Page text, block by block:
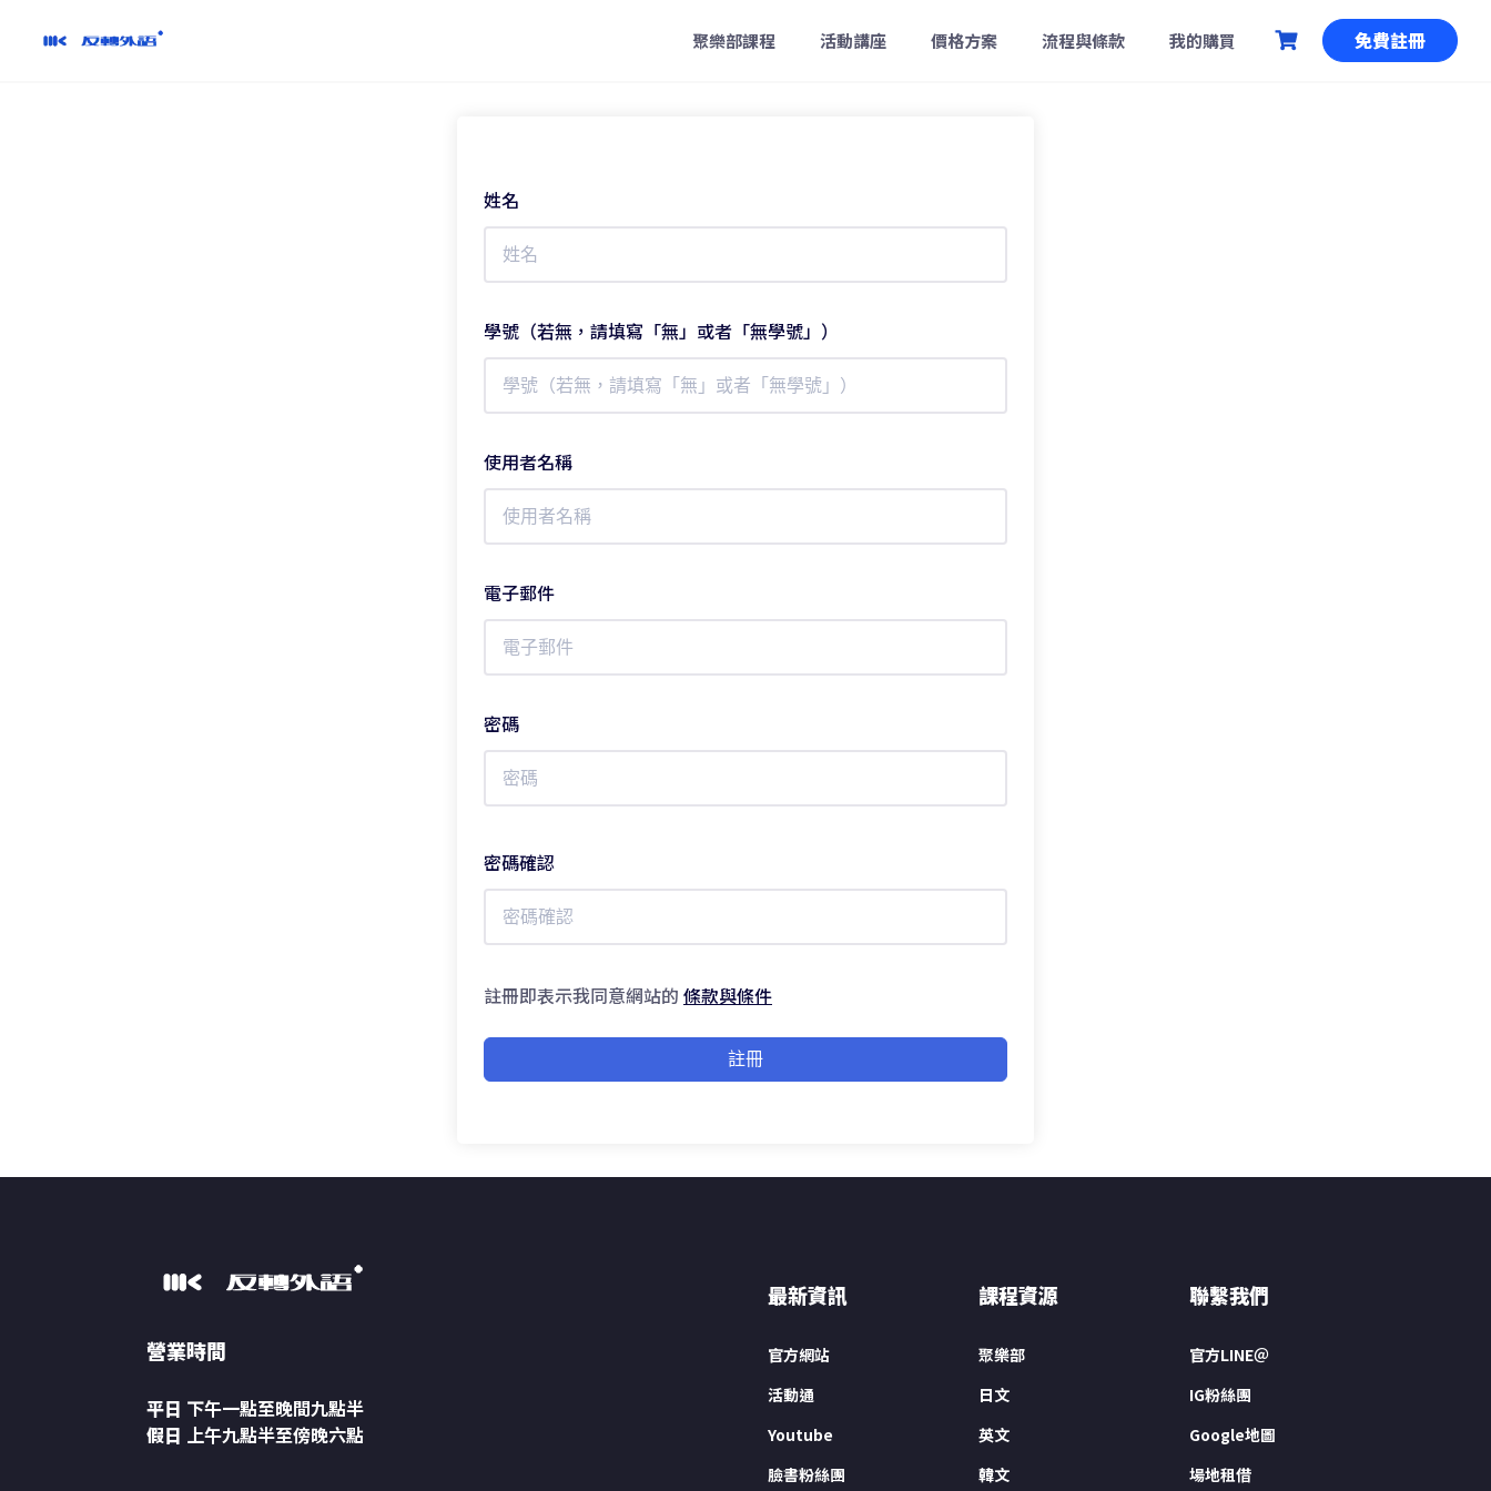
聚樂部課程 活動講座 價格方案 流程與條款 我的購買 免費註冊
姓名
學號（若無，請填寫「無」或者「無學號」）
使用者名稱
電子郵件
密碼
密碼確認
註冊即表示我同意網站的 條款與條件
註冊
營業時間
平日 下午一點至晚間九點半
假日 上午九點半至傍晚六點
最新資訊
官方網站
活動通
Youtube
臉書粉絲團
課程資源
聚樂部
日文
英文
韓文
聯繫我們
官方LINE＠
IG粉絲團
Google地圖
場地租借